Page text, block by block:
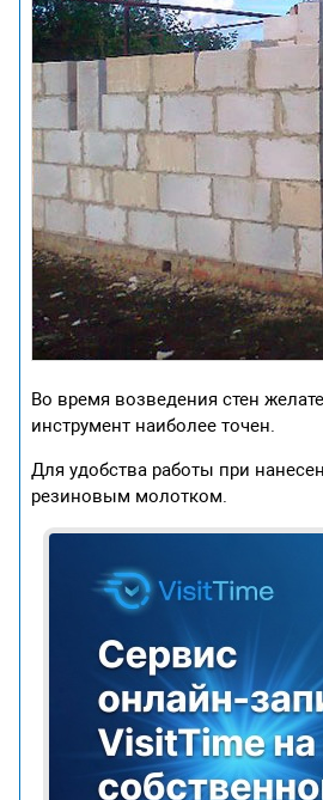
Во время возведения стен
инструмент наиболее точен.
Для удобства работы при
резиновым молотком.